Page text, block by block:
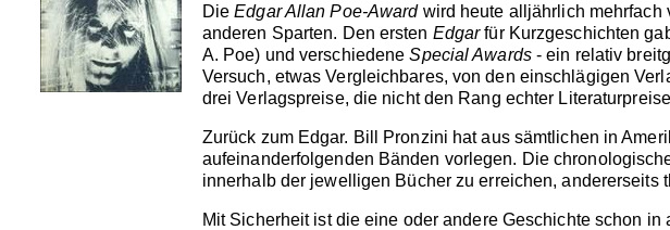
DieEdgar Allan Poe-Awardwird heute alljährlich mehrfach
anderen Sparten. Den ersten Edgarfür Kurzgeschichten
A. Poe) und verschiedeneSpecial Awards- ein relativ
Versuch, etwas Vergleichbares, von den einschlägigen
drei Verlagspreise, die nicht den Rang echter
Zurück zum Edgar. Bill Pronzini hat aus sämtlichen in
aufeinanderfolgenden Bänden vorlegen. Die
innerhalb der jewelligen Bücher zu erreichen, andererseits
Mit Sicherheit ist die eine oder andere Geschichte schon